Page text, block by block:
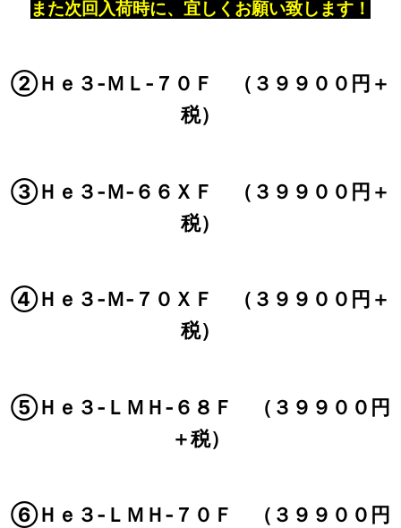
また次回入荷時に、宜しくお願い致します！
②Ｈｅ３‐ＭＬ‐７０Ｆ （３９９００円＋
税）
③Ｈｅ３‐Ｍ‐６６ＸＦ （３９９００円＋
税）
④Ｈｅ３‐Ｍ‐７０ＸＦ （３９９００円＋
税）
⑤Ｈｅ３‐ＬＭＨ‐６８Ｆ （３９９００円
＋税）
⑥Ｈｅ３‐ＬＭＨ‐７０Ｆ （３９９００円